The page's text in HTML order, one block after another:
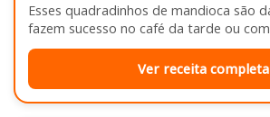
Esses quadradinhos de mandioca são
fazem sucesso no café da tarde ou
depois do almoço. Por…
Ver receita completa